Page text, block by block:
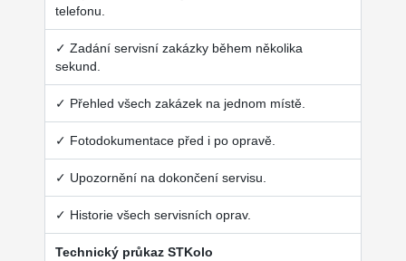
telefonu.
✓ Zadání servisní zakázky během několika
sekund.
✓ Přehled všech zakázek na jednom místě.
✓ Fotodokumentace před i po opravě.
✓ Upozornění na dokončení servisu.
✓ Historie všech servisních oprav.
Technický průkaz STKolo